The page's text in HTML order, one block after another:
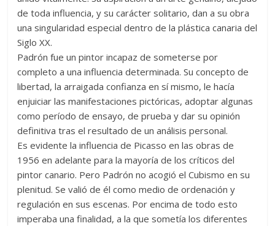
de toda influencia, y su carácter solitario, dan a su obra
una singularidad especial dentro de la plástica canaria del
Siglo XX.
Padrón fue un pintor incapaz de someterse por
completo a una influencia determinada. Su concepto de
libertad, la arraigada confianza en sí mismo, le hacía
enjuiciar las manifestaciones pictóricas, adoptar algunas
como período de ensayo, de prueba y dar su opinión
definitiva tras el resultado de un análisis personal.
Es evidente la influencia de Picasso en las obras de
1956 en adelante para la mayoría de los críticos del
pintor canario. Pero Padrón no acogió el Cubismo en su
plenitud. Se valió de él como medio de ordenación y
regulación en sus escenas. Por encima de todo esto
imperaba una finalidad, a la que sometía los diferentes